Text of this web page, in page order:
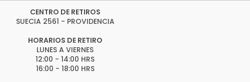
CENTRO DE RETIROS
SUECIA 2561 - PROVIDENCIA
HORARIOS DE RETIRO
LUNES A VIERNES
12:00 - 14:00 HRS
16:00 - 18:00 HRS